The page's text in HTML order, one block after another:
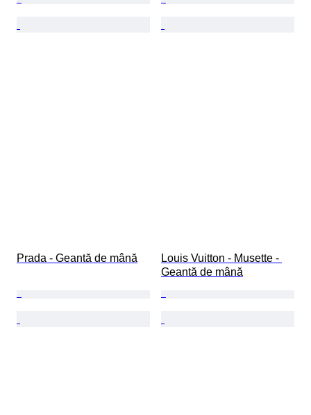
Prada - Geantă de mână
Louis Vuitton - Musette -
Geantă de mână